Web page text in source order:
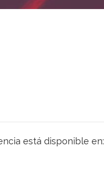
está disponible en: